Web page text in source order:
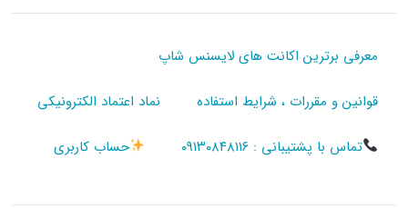
معرفی برترین اکانت های لایسنس شاپ
قوانین و مقررات ، شرایط استفاده نماد اعتماد الکترونیکی
تماس با پشتیبانی : ۰۹۱۳۰۸۴۸۱۱۶ حساب کاربری